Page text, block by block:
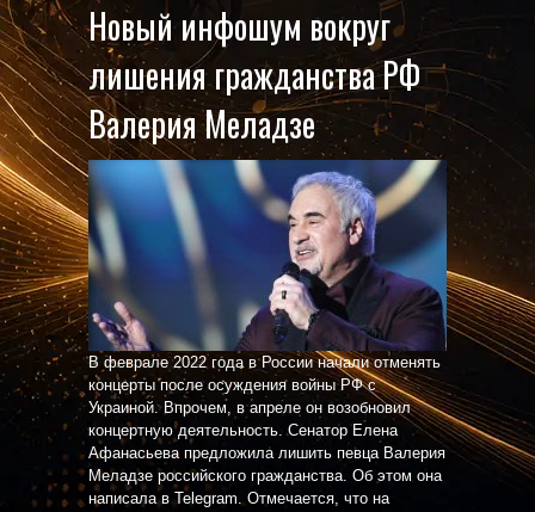
Новый инфошум вокруг
лишения гражданства РФ
Валерия Меладзе
В феврале 2022 года в России начали отменять
концерты после осуждения войны РФ с
Украиной. Впрочем, в апреле он возобновил
концертную деятельность. Сенатор Елена
Афанасьева предложила лишить певца Валерия
Меладзе российского гражданства. Об этом она
написала в Telegram. Отмечается, что на